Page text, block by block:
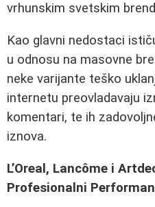
vrhunskim svetskim
Kao glavni nedostaci
u odnosu na masovne
neke varijante teško
internetu preovladavaju
komentari, te ih
iznova.
L’Oreal, Lancôme i
Profesionalni